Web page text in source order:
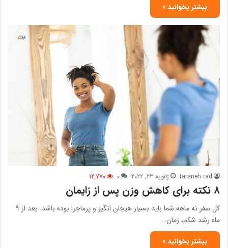
بیشتر بخوانید »
taraneh rad ژانویه 23, 2022 0
12,770
۸ نکته برای کاهش وزن پس از زایمان
کل سفر نه ماهه شما باید بسیار هیجان انگیز و پرماجرا بوده باشد. بعد از ۹
ماه رشد شکم، زمان…
بیشتر بخوانید »